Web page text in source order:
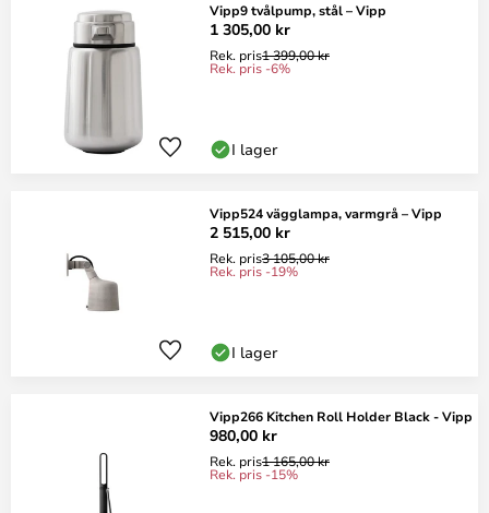
Vipp9 tvålpump, stål – Vipp
1 305,00 kr
Rek. pris1 399,00 kr
Rek. pris -6%
I lager
Vipp524 vägglampa, varmgrå – Vipp
2 515,00 kr
Rek. pris3 105,00 kr
Rek. pris -19%
I lager
Vipp266 Kitchen Roll Holder Black - Vipp
980,00 kr
Rek. pris1 165,00 kr
Rek. pris -15%